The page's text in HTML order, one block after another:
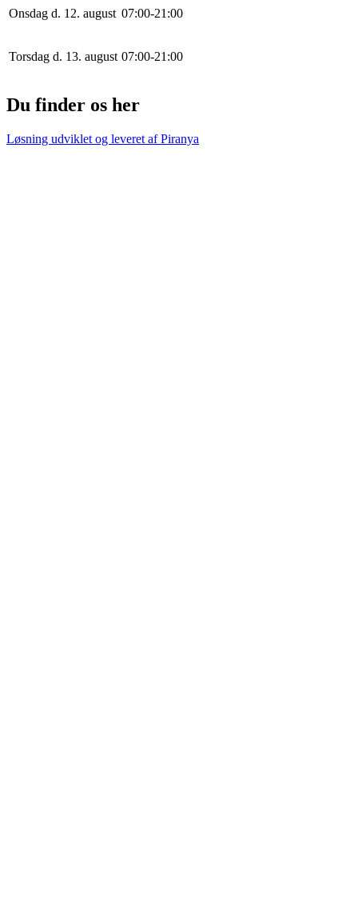
Onsdag d. 12. august 07:00-21 :00
Torsdag d. 13. august 07:00-21 :00
Du finder os her
Løsning udviklet og leveret afPiranya